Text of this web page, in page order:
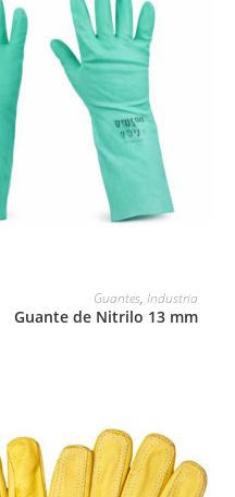
Guantes,Industria
Guante de Nitrilo 13 mm